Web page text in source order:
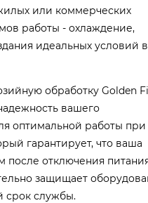
или коммерческих
работы - охлаждение,
идеальных условий в
обработку Golden
вашего
оптимальной работы при
гарантирует, что ваша
после отключения
защищает
срок службы.